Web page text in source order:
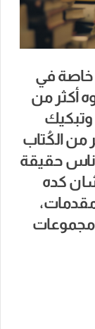
خاصة في
أكثر من
من الكُتاب
حقيقة
كده
مجموعات